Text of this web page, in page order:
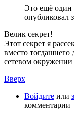
Это ещё один
опубликовал
Велик секрет!
Этот секрет я
вместо тогдашнего
сетевом
Вверх
Войдите или
комментарии